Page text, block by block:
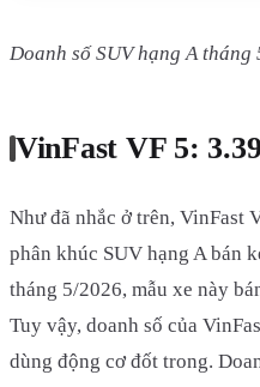
Doanh số SUV hạng A
VinFast VF 5:
Như đã nhắc ở trên, VinFast
phân khúc SUV hạng A bán
tháng 5/2026, mẫu xe này
Tuy vậy, doanh số của
dùng động cơ đốt trong.